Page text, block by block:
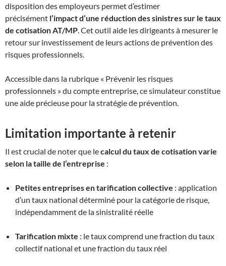
disposition des employeurs permet d’estimer
précisément l’impact d’une réduction des sinistres sur le taux
de cotisation AT/MP. Cet outil aide les dirigeants à mesurer le
retour sur investissement de leurs actions de prévention des
risques professionnels.
Accessible dans la rubrique « Prévenir les risques
professionnels » du compte entreprise, ce simulateur constitue
une aide précieuse pour la stratégie de prévention.
Limitation importante à retenir
Il est crucial de noter que lecalcul du taux de cotisation varie
selon la taille de l’entreprise :
Petites entreprises en tarification collective : application
d’un taux national déterminé pour la catégorie de risque,
indépendamment de la sinistralité réelle
Tarification mixte : le taux comprend une fraction du taux
collectif national et une fraction du taux réel